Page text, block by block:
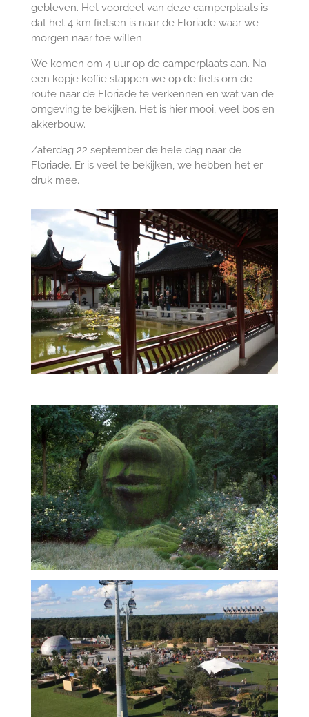
gebleven. Het voordeel van deze camperplaats is
dat het 4 km fietsen is naar de Floriade waar we
morgen naar toe willen.
We komen om 4 uur op de camperplaats aan. Na
een kopje koffie stappen we op de fiets om de
route naar de Floriade te verkennen en wat van de
omgeving te bekijken. Het is hier mooi, veel bos en
akkerbouw.
Zaterdag 22 september de hele dag naar de
Floriade. Er is veel te bekijken, we hebben het er
druk mee.